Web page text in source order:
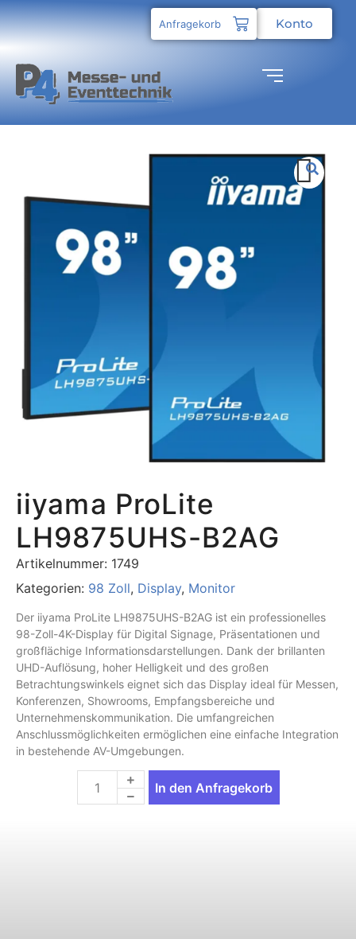
Konto
Anfragekorb
iiyama ProLite
LH9875UHS-B2AG
Artikelnummer: 1749
Kategorien: 98 Zoll, Display, Monitor
Der iiyama ProLite LH9875UHS-B2AG ist ein professionelles
98-Zoll-4K-Display für Digital Signage, Präsentationen und
großflächige Informationsdarstellungen. Dank der brillanten
UHD-Auflösung, hoher Helligkeit und des großen
Betrachtungswinkels eignet sich das Display ideal für Messen,
Konferenzen, Showrooms, Empfangsbereiche und
Unternehmenskommunikation. Die umfangreichen
Anschlussmöglichkeiten ermöglichen eine einfache Integration
in bestehende AV-Umgebungen.